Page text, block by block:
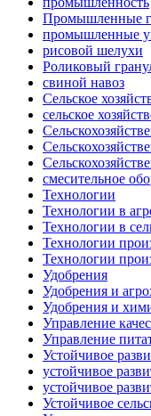
Промышленные
промышленные
рисовой шелухи
Роликовый
свиной навоз
Сельское
сельское
смесительное
Технологии
Технологии в
Технологии в
Технологии
Технологии
Удобрения
Удобрения и
Удобрения и
Управление
Управление
Устойчивое
устойчивое
устойчивое
Устойчивое